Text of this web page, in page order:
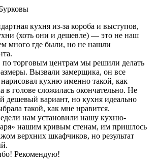
кухня из-за короба и выступов,
(хоть они и дешевле) — это не наш
много где были, но не нашли
по торговым центрам мы решили делать
Вызвали замерщика, он все
кухню именно такой, как
в голове сложилась окончательно. Не
дешевый вариант, но кухня идеально
такой, как мне нравится.
нам установили нашу кухню-
нашим кривым стенам, им пришлось
верхних шкафчиков, но результат
Рекомендую!